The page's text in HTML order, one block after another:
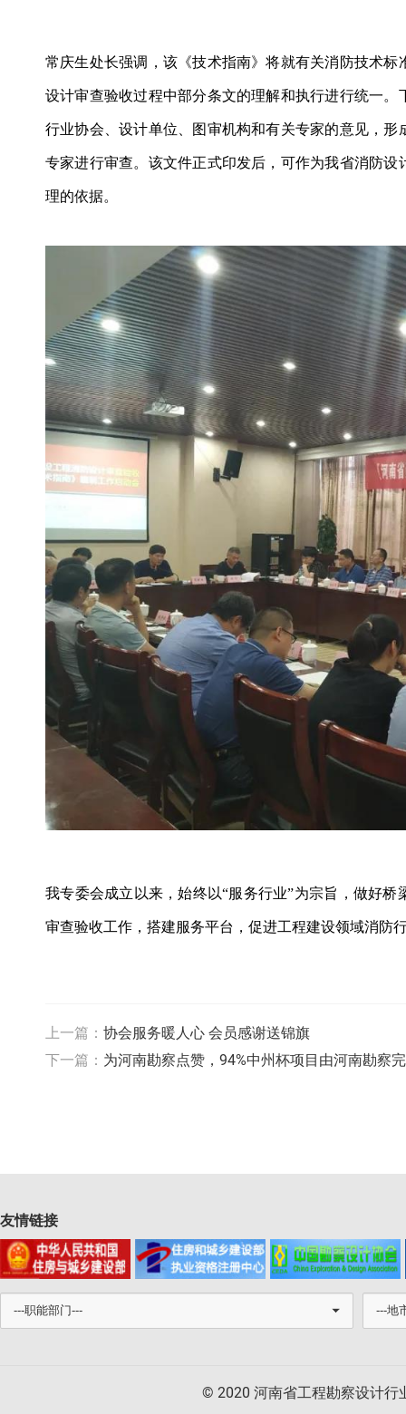
常庆生处长强调，该《技术指南》将就有关消防技术
设计审查验收过程中部分条文的理解和执行进行统一。
行业协会、设计单位、图审机构和有关专家的意见，
专家进行审查。 该文件正式印发后，可作为我省消防
理的依据。
我专委会成立以来，始终以“服务行业”为宗旨，做好
审查验收工作，搭建服务平台，促进工程建设领域消防
上一篇： 协会服务暖人心 会员感谢送锦旗
下一篇： 为河南勘察点赞，94%中州杯项目由河南勘察
友情链接
© 2020 河南省工程勘察设计行